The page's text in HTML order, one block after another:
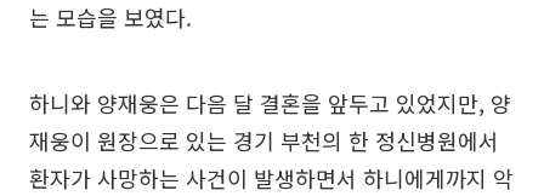
는 모습을 보였다.
하니와 양재웅은 다음 달 결혼을 앞두고 있었지만, 양
재웅이 원장으로 있는 경기 부천의 한 정신병원에서
환자가 사망하는 사건이 발생하면서 하니에게까지 악